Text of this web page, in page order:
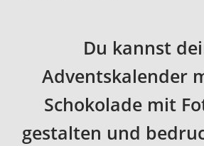
Du kannst
Adventskalender
Schokolade mit
gestalten und